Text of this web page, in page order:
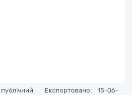
публічний Експортовано:
15-06-